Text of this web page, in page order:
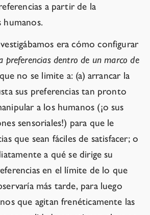
a partir de la
humanos.
era cómo configurar
preferencias dentro de un marco de
no se limite a: (a) arrancar la
sus preferencias tan pronto
a los humanos (¡o sus
sensoriales!) para que le
que sean fáciles de satisfacer; o
a qué se dirige su
en el límite de lo que
más tarde, para luego
que agitan frenéticamente las